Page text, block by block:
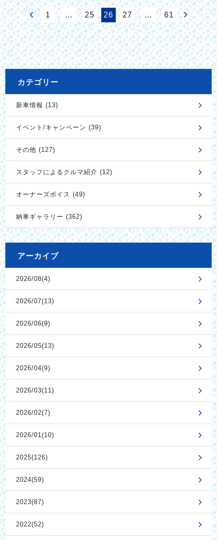
1 … 25 26 27 … 61
カテゴリー
新車情報 (13)
イベント/キャンペーン (39)
その他 (127)
スタッフによるクルマ紹介 (12)
オーナーズボイス (49)
納車ギャラリー (362)
アーカイブ
2026/08(4)
2026/07(13)
2026/06(9)
2026/05(13)
2026/04(9)
2026/03(11)
2026/02(7)
2026/01(10)
2025(126)
2024(59)
2023(87)
2022(52)